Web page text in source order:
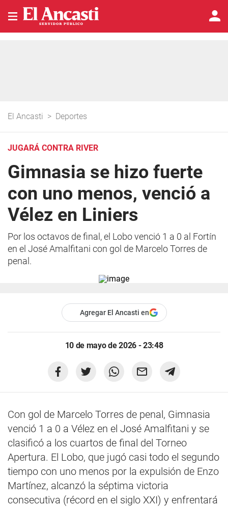
El Ancasti > Deportes
JUGARÁ CONTRA RIVER
Gimnasia se hizo fuerte
con uno menos, venció a
Vélez en Liniers
Por los octavos de final, el Lobo venció 1 a 0 al Fortín
en el José Amalfitani con gol de Marcelo Torres de
penal.
Agregar El Ancasti en
10 de mayo de 2026 - 23:48
Con gol de Marcelo Torres de penal, Gimnasia
venció 1 a 0 a Vélez en el José Amalfitani y se
clasificó a los cuartos de final del Torneo
Apertura. El Lobo, que jugó casi todo el segundo
tiempo con uno menos por la expulsión de Enzo
Martínez, alcanzó la séptima victoria
consecutiva (récord en el siglo XXI) y enfrentará